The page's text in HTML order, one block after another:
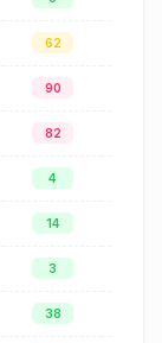
62
90
82
4
14
3
38